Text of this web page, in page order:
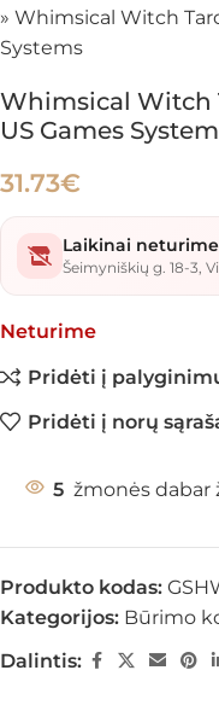
» Whimsical Witch
Systems
Whimsical Witch
US Games
31.73€
Laikinai
Šeimyniškių g. 18-3,
Neturime
Pridėti į
Pridėti į norų
5 žmonės dabar
Produkto kodas:
Kategorijos: Būrimo
Dalintis: